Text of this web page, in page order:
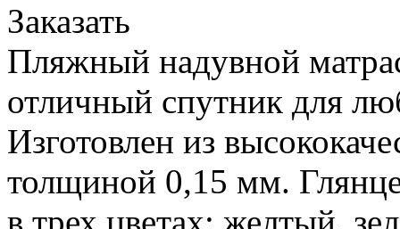
Заказать
Пляжный надувной
отличный спутник для
Изготовлен из
толщиной 0,15 мм.
в трех цветах: желтый,